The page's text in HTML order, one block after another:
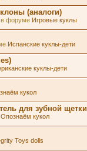
(аналоги)
в форуме Игровые куклы
Испанские куклы-дети
куклы-дети
кукол
для зубной щетки
Опознаём кукол
Toys dolls